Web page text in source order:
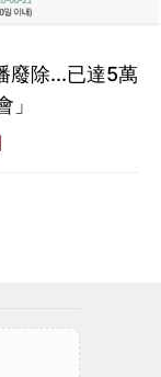
廢除...已達5萬
」